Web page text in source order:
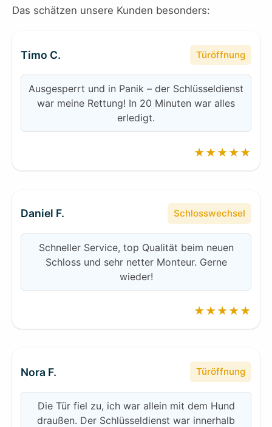
Das schätzen unsere Kunden besonders:
Timo C. Türöffnung
Ausgesperrt und in Panik – der Schlüsseldienst
war meine Rettung! In 20 Minuten war alles
erledigt.
★★★★★
Daniel F. Schlosswechsel
Schneller Service, top Qualität beim neuen
Schloss und sehr netter Monteur. Gerne
wieder!
★★★★★
Nora F. Türöffnung
Die Tür fiel zu, ich war allein mit dem Hund
draußen. Der Schlüsseldienst war innerhalb